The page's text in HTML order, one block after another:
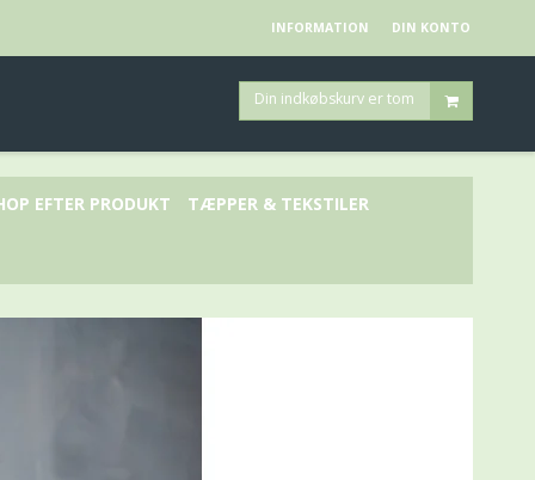
INFORMATION DIN KONTO
Din indkøbskurv er tom
EFTER PRODUKT TÆPPER & TEKSTILER